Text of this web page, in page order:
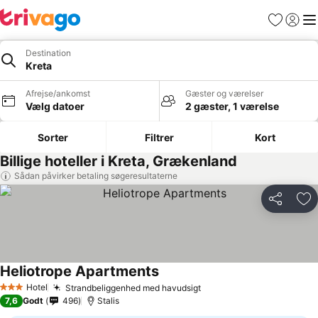
Favoritter
Log ind
Destination
Kreta
Afrejse/ankomst
Vælg datoer
Gæster og værelser
2 gæster, 1 værelse
Sorter Filtrer Kort
Billige hoteller i Kreta, Grækenland
Sådan påvirker betaling søgeresultaterne
Del
3 StjernerHotel Strandbeliggenhed med havudsigt
Heliotrope Apartments
7,6 Godt 496 Stalis